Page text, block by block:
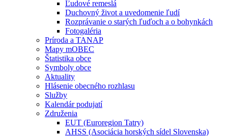
Ľudové remeslá
Duchovný život a uvedomenie ľudí
Rozprávanie o starých ľuďoch a o bohynkách
Fotogaléria
Príroda a TANAP
Mapy mOBEC
Štatistika obce
Symboly obce
Aktuality
Hlásenie obecného rozhlasu
Služby
Kalendár podujatí
Združenia
EUT (Euroregion Tatry)
AHSS (Asociácia horských sídel Slovenska)